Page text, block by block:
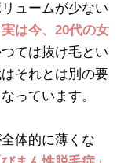
ュームが少ない
実は今、20代の女
ては抜け毛とい
それとは別の要
っています。
体的に薄くな